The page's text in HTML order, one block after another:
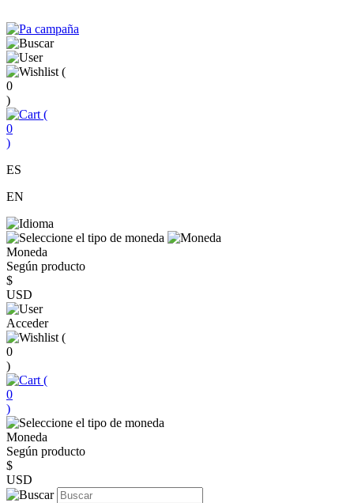
(
0
)
(
0
)
ES
EN
Moneda
Según producto
$
USD
Acceder
(
0
)
(
0
)
Moneda
Según producto
$
USD